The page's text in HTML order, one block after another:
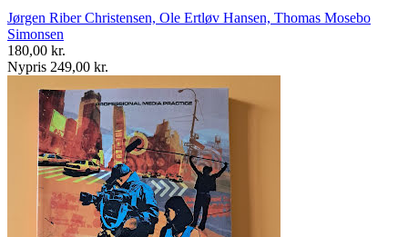
Jørgen Riber Christensen, Ole Ertløv Hansen, Thomas Mosebo
Simonsen
180,00 kr.
Nypris 249,00 kr.